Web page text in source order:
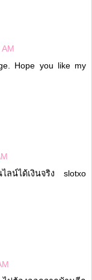
Hope you like my
ลน์ได้เงินจริง slotxo